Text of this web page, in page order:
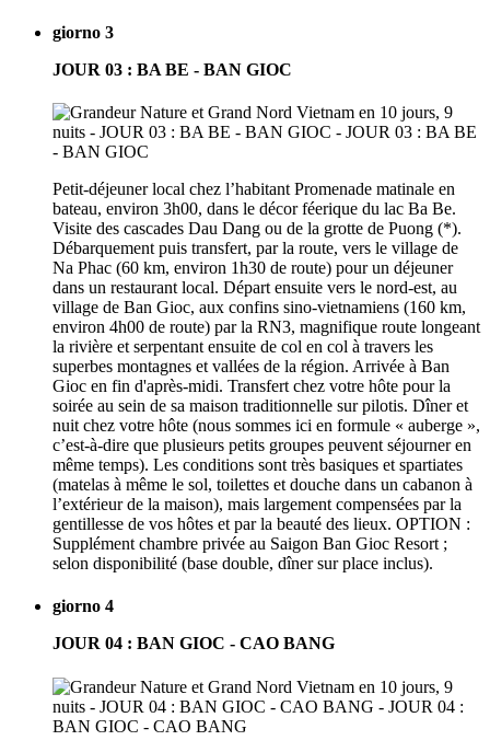
giorno 3
JOUR 03 : BA BE - BAN GIOC
Petit-déjeuner local chez l’habitant Promenade matinale en
bateau, environ 3h00, dans le décor féerique du lac Ba Be.
Visite des cascades Dau Dang ou de la grotte de Puong (*).
Débarquement puis transfert, par la route, vers le village de
Na Phac (60 km, environ 1h30 de route) pour un déjeuner
dans un restaurant local. Départ ensuite vers le nord-est, au
village de Ban Gioc, aux confins sino-vietnamiens (160 km,
environ 4h00 de route) par la RN3, magnifique route longeant
la rivière et serpentant ensuite de col en col à travers les
superbes montagnes et vallées de la région. Arrivée à Ban
Gioc en fin d'après-midi. Transfert chez votre hôte pour la
soirée au sein de sa maison traditionnelle sur pilotis. Dîner et
nuit chez votre hôte (nous sommes ici en formule « auberge »,
c’est-à-dire que plusieurs petits groupes peuvent séjourner en
même temps). Les conditions sont très basiques et spartiates
(matelas à même le sol, toilettes et douche dans un cabanon à
l’extérieur de la maison), mais largement compensées par la
gentillesse de vos hôtes et par la beauté des lieux. OPTION :
Supplément chambre privée au Saigon Ban Gioc Resort ;
selon disponibilité (base double, dîner sur place inclus).
giorno 4
JOUR 04 : BAN GIOC - CAO BANG